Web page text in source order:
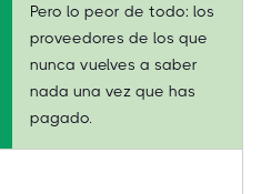
Pero lo peor de todo: los
proveedores de los que
nunca vuelves a saber
nada una vez que has
pagado.